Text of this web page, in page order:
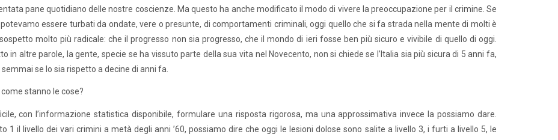
pane quotidiano delle nostre coscienze. Ma questo ha anche modificato il modo di vivere la preoccupazione per il crimine. Se
essere turbati da ondate, vere o presunte, di comportamenti criminali, oggi quello che si fa strada nella mente di molti è
molto più radicale: che il progresso non sia progresso, che il mondo di ieri fosse ben più sicuro e vivibile di quello di oggi.
in altre parole, la gente, specie se ha vissuto parte della sua vita nel Novecento, non si chiede se l’Italia sia più sicura di 5 anni fa,
se lo sia rispetto a decine di anni fa.
come stanno le cose?
con l’informazione statistica disponibile, formulare una risposta rigorosa, ma una approssimativa invece la possiamo dare.
1 il livello dei vari crimini a metà degli anni ’60, possiamo dire che oggi le lesioni dolose sono salite a livello 3, i furti a livello 5, le